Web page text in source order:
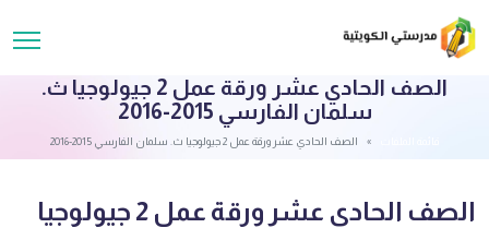
الصف الحادي عشر ورقة عمل 2 جيولوجيا ث.
سلمان الفارسي 2015-2016
الصف الحادي عشر ورقة عمل 2 جيولوجيا ث. سلمان الفارسي 2015-2016
الصف الحادي عشر ورقة عمل 2 جيولوجيا